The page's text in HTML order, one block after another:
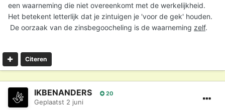
een waarneming die niet overeenkomt met de werkelijkheid.
Het betekent letterlijk dat je zintuigen je 'voor de gek' houden.
De oorzaak van de zinsbegoocheling is de waarneming zelf.
Citeren
IKBENANDERS 20
Geplaatst 2 juni